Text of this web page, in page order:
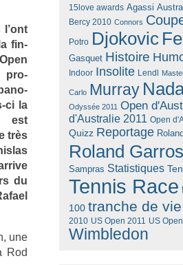
l’ont
fin­
pro­
ci la
très
du
une
Rod
15love awards Agassi
Bercy 2010 Connors
Potro Djokovic
Gasquet Histoire
Indoor Insolite Lendl
Carlo Murray
Odyssée 2011 Open
d'Australie 2011 Open
Quizz Reportage
Roland Garros
Sampras Statistiques
Tennis Race
100 tranche de vie
2010 US Open 2011 US
Wimbledon